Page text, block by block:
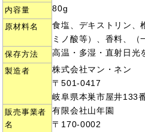
内容量 80g
原材料名
食塩、デキストリン、
ミノ酸等）、香料、（
保存方法 高温・多湿・直射日光
製造者
株式会社マン・ネン
〒501-0417
岐阜県本巣市屋井133
販売事業者
名
有限会社山年園
〒170-0002